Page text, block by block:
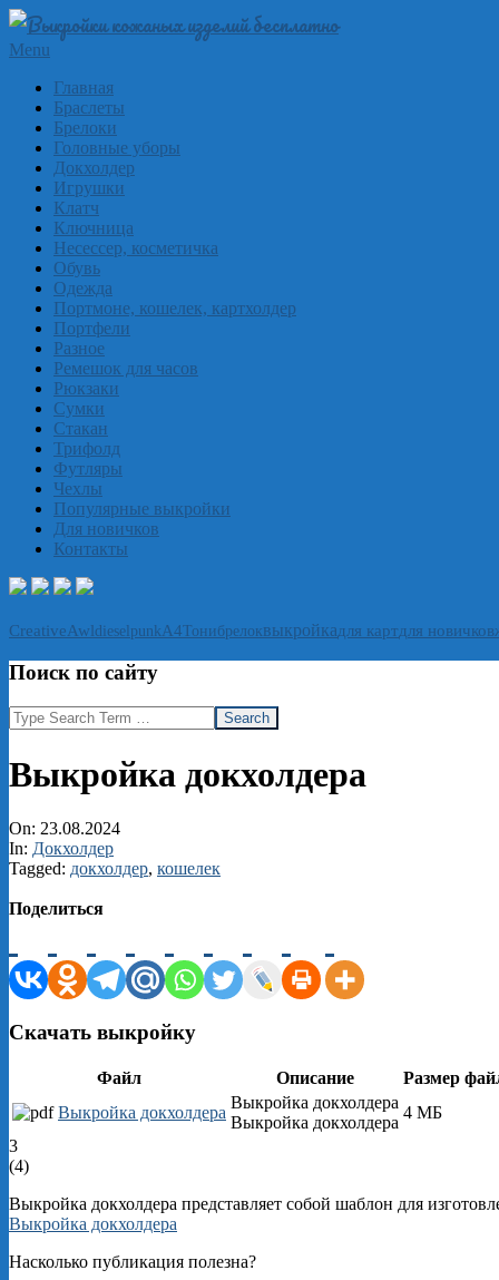
Skip
content
Выкройки
кожи
бесплатно
Skinpat
Primary
Menu
Menu
Главная
Браслеты
Брелоки
Головные уборы
Докхолдер
Игрушки
Клатч
Ключница
Несессер, косметичка
Обувь
Одежда
Портмоне, кошелек, картхолдер
Портфели
Разное
Ремешок для часов
Рюкзаки
Сумки
Стакан
Трифолд
Футляры
Чехлы
Популярные выкройки
Для новичков
Контакты
CreativeAwldieselpunk А4Тонибрелоквыкройкадля картдля новичков
Поиск по сайту
Search
Выкройка докхолдера
On: 23.08.2024
In: Докхолдер
Tagged: докхолдер, кошелек
Поделиться
Скачать выкройку
Файл Описание
Размер
Выкройка докхолдера
Выкройка докхолдера
Выкройка докхолдера
4 МБ
3
(4)
Выкройка докхолдера представляет собой шаблон для
Выкройка докхолдера
Насколько публикация полезна?